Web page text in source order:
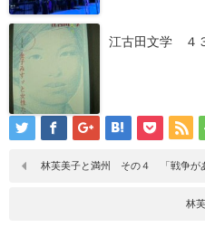
江古田文学 ４
林芙美子と満州 その４ 「戦争が
林